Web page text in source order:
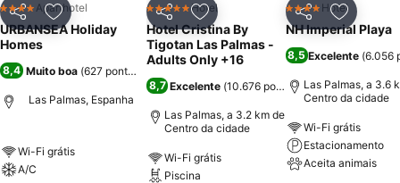
PartilharAdicionar aos favoritos
4 EstrelasAparthotel
URBANSEA Holiday
Homes
8,4 Muito boa (627 pontuações
Las Palmas, Espanha
Wi-Fi grátis
A/C
PartilharAdicionar aos favoritos
5 EstrelasHotel
Hotel Cristina By
Tigotan Las Palmas -
Adults Only +16
8,7 Excelente (10.676 pontuações )
Las Palmas, a 3.2 km de
Centro da cidade
Wi-Fi grátis
Piscina
Partilhar
4 EstrelasHotel
NH Imperial Playa
8,5 Excelente (6.056
Las Palmas, a 3.6
Centro da cidade
Wi-Fi grátis
Estacionamento
Aceita animais